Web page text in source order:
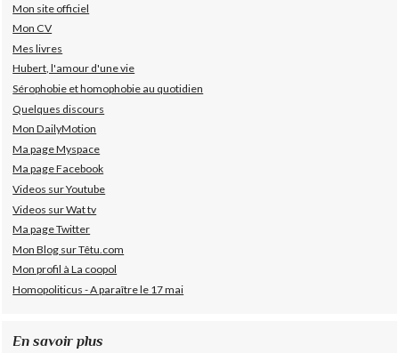
Mon site officiel
Mon CV
Mes livres
Hubert, l'amour d'une vie
Sérophobie et homophobie au quotidien
Quelques discours
Mon DailyMotion
Ma page Myspace
Ma page Facebook
Videos sur Youtube
Videos sur Wat tv
Ma page Twitter
Mon Blog sur Têtu.com
Mon profil à La coopol
Homopoliticus - A paraître le 17 mai
En savoir plus